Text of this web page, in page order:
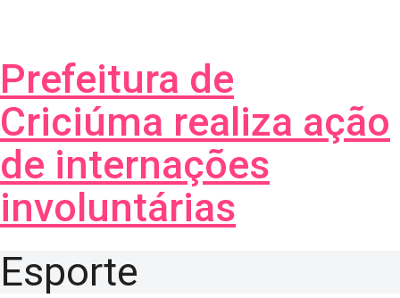
Prefeitura de
Criciúma realiza ação
de internações
involuntárias
Esporte